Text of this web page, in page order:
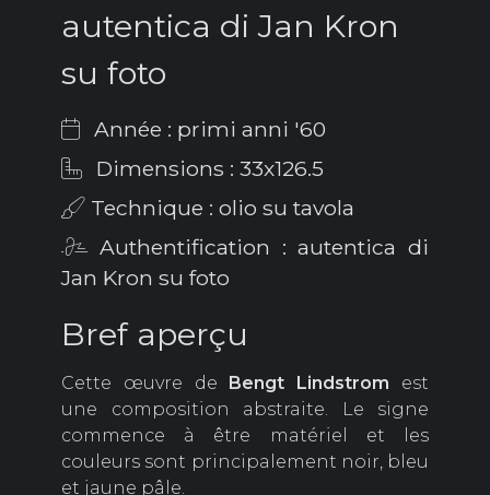
autentica di Jan Kron
su foto
Année : primi anni '60
Dimensions : 33x126.5
Technique : olio su tavola
Authentification : autentica di
Jan Kron su foto
Bref aperçu
Cette œuvre de Bengt Lindstrom est
une composition abstraite. Le signe
commence à être matériel et les
couleurs sont principalement noir, bleu
et jaune pâle.